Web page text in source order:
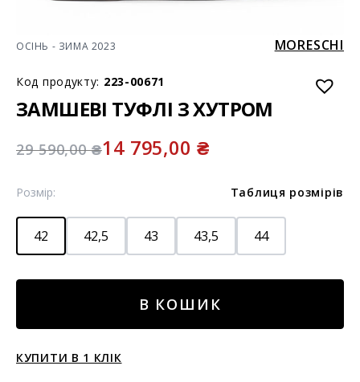
ОСІНЬ - ЗИМА 2023 MORESCHI
Код продукту: 223-00671
ЗАМШЕВІ ТУФЛІ З ХУТРОМ
29 590,00₴14 795,00 ₴
Розмір: Таблиця розмірів
42 42,5 43 43,5 44
з
кількість
В КОШИК
КУПИТИ В 1 КЛІК